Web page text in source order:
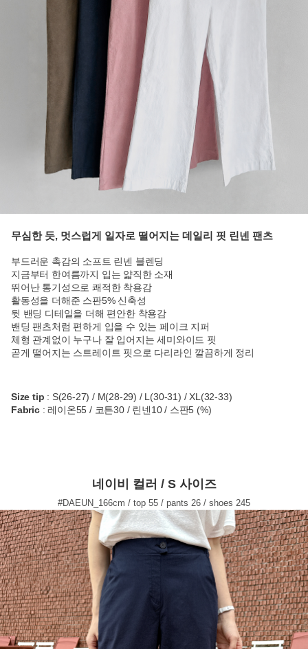
무심한 듯, 멋스럽게 일자로 떨어지는 데일리 핏 린넨 팬츠
부드러운 촉감의 소프트 린넨 블렌딩
지금부터 한여름까지 입는 얇직한 소재
뛰어난 통기성으로 쾌적한 착용감
활동성을 더해준 스판5% 신축성
뒷 밴딩 디테일을 더해 편안한 착용감
밴딩 팬츠처럼 편하게 입을 수 있는 페이크 지퍼
체형 관계없이 누구나 잘 입어지는 세미와이드 핏
곧게 떨어지는 스트레이트 핏으로 다리라인 깔끔하게 정리
Size tip : S(26-27) / M(28-29) / L(30-31) / XL(32-33)
Fabric: 레이온55 / 코튼30 / 린넨10 / 스판5 (%)
네이비 컬러 / S 사이즈
#DAEUN_166cm / top 55 / pants 26 / shoes 245